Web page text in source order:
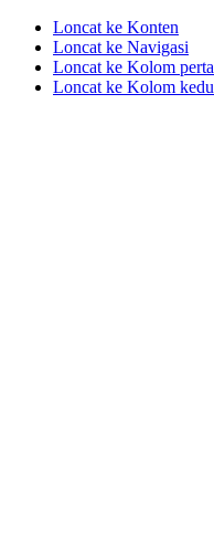
Loncat ke Konten
Loncat ke Navigasi
Loncat ke Kolom
Loncat ke Kolom